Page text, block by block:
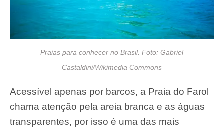
Praias para conhecer no Brasil. Foto: Gabriel
Castaldini/Wikimedia Commons
Acessível apenas por barcos, a Praia do Farol
chama atenção pela areia branca e as águas
transparentes, por isso é uma das mais